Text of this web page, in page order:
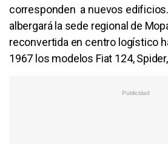
corresponden a nuevos
albergará la sede regional de
reconvertida en centro logístico
1967 los modelos Fiat 124,